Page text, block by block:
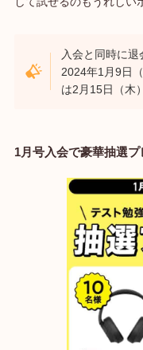
入会と同時に
2024年1月9日
は2月15日（木
1月号入会で豪華抽選